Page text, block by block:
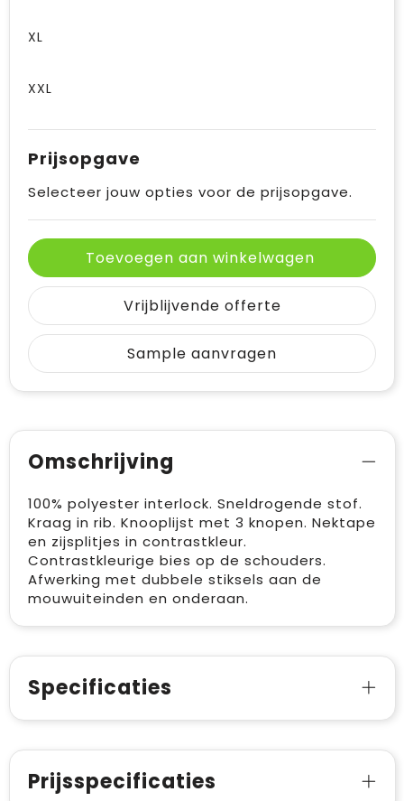
XL
XXL
Prijsopgave
Selecteer jouw opties voor de prijsopgave.
Toevoegen aan winkelwagen
Vrijblijvende offerte
Sample aanvragen
Omschrijving
100% polyester interlock. Sneldrogende stof.
Kraag in rib. Knooplijst met 3 knopen. Nektape
en zijsplitjes in contrastkleur.
Contrastkleurige bies op de schouders.
Afwerking met dubbele stiksels aan de
mouwuiteinden en onderaan.
Specificaties
Prijsspecificaties